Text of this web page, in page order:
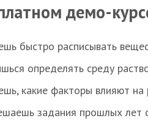
демо-
быстро расписывать
определять среду
какие факторы влияют на
задания прошлых лет